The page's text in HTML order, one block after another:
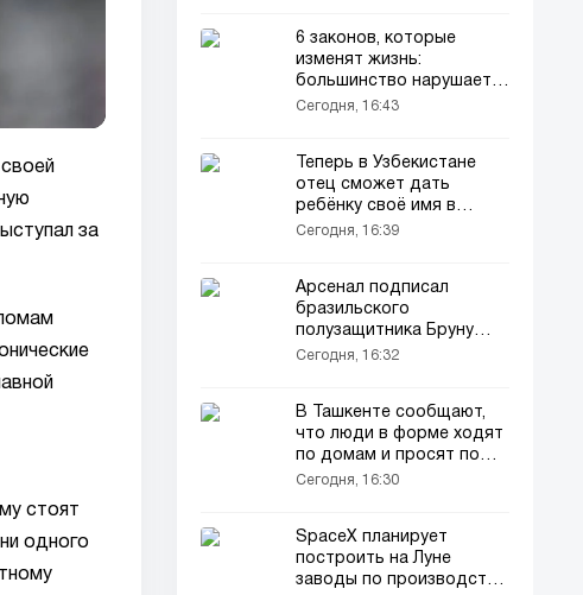
за
стоят
одного
6 законов, которые
изменят жизнь:
большинство нарушает
один из них каждый день
Сегодня, 16:43
Теперь в Узбекистане
отец сможет дать
ребёнку своё имя в
качестве фамилии
Сегодня, 16:39
Арсенал подписал
бразильского
полузащитника Бруну
Гимарайнса
Сегодня, 16:32
В Ташкенте сообщают,
что люди в форме ходят
по домам и просят по
400 тысяч сумов
Сегодня, 16:30
SpaceX планирует
построить на Луне
заводы по производству